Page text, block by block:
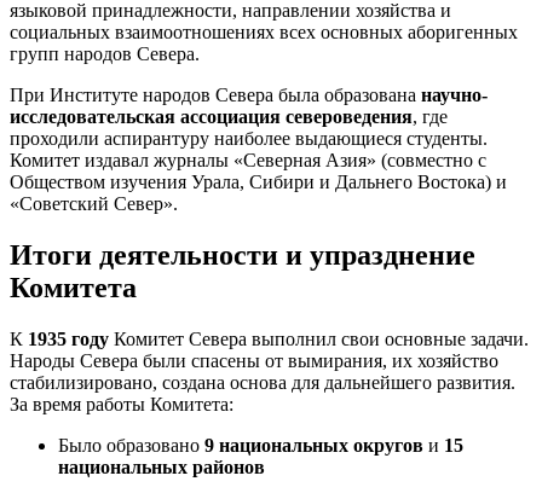
языковой принадлежности, направлении хозяйства и
социальных взаимоотношениях всех основных аборигенных
групп народов Севера.
При Институте народов Севера была образована научно-
исследовательская ассоциация североведения, где
проходили аспирантуру наиболее выдающиеся студенты.
Комитет издавал журналы «Северная Азия» (совместно с
Обществом изучения Урала, Сибири и Дальнего Востока) и
«Советский Север».
Итоги деятельности и упразднение
Комитета
К 1935 году Комитет Севера выполнил свои основные задачи.
Народы Севера были спасены от вымирания, их хозяйство
стабилизировано, создана основа для дальнейшего развития.
За время работы Комитета:
Было образовано 9 национальных округов и 15
национальных районов